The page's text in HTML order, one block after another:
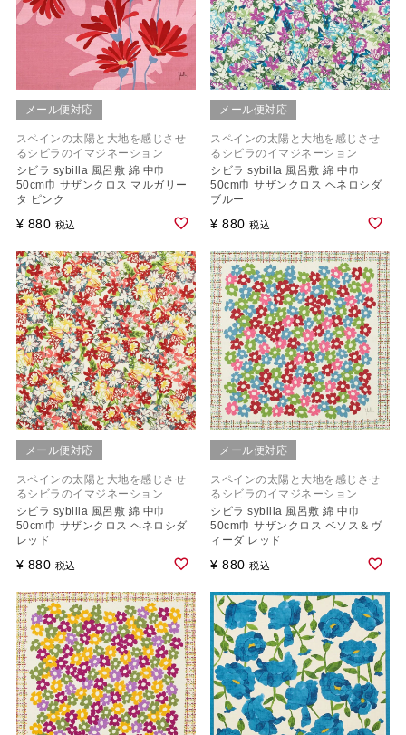
メール便対応
スペインの太陽と大地を感じさせ
るシビラのイマジネーション
シビラ sybilla 風呂敷 綿 中巾
50cm巾 サザンクロス マルガリー
タ ピンク
¥ 880 税込
メール便対応
スペインの太陽と大地を感じさせ
るシビラのイマジネーション
シビラ sybilla 風呂敷 綿 中巾
50cm巾 サザンクロス ヘネロシダ
ブルー
¥ 880 税込
メール便対応
スペインの太陽と大地を感じさせ
るシビラのイマジネーション
シビラ sybilla 風呂敷 綿 中巾
50cm巾 サザンクロス ヘネロシダ
レッド
¥ 880 税込
メール便対応
スペインの太陽と大地を感じさせ
るシビラのイマジネーション
シビラ sybilla 風呂敷 綿 中巾
50cm巾 サザンクロス ベソス＆ヴ
ィーダ レッド
¥ 880 税込